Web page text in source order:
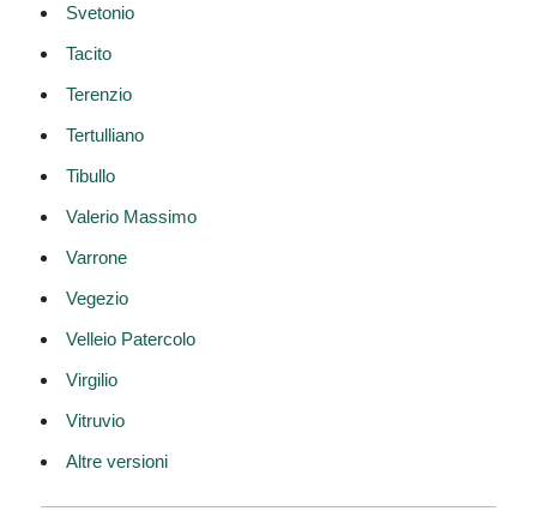
Svetonio
Tacito
Terenzio
Tertulliano
Tibullo
Valerio Massimo
Varrone
Vegezio
Velleio Patercolo
Virgilio
Vitruvio
Altre versioni